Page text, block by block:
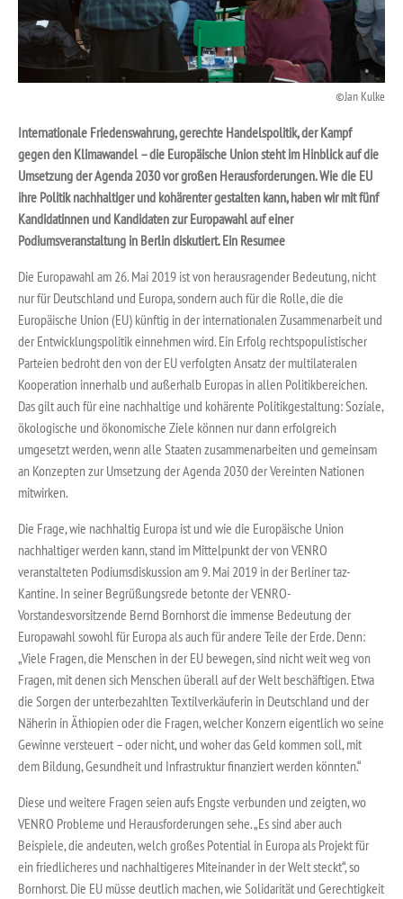
Jan Kulke
Internationale Friedenswahrung, gerechte Handelspolitik, der Kampf
gegen den Klimawandel – die Europäische Union steht im Hinblick auf die
Umsetzung der Agenda 2030 vor großen Herausforderungen. Wie die EU
ihre Politik nachhaltiger und kohärenter gestalten kann, haben wir mit fünf
Kandidatinnen und Kandidaten zur Europawahl auf einer
Podiumsveranstaltung in Berlin diskutiert. Ein Resumee
Die Europawahl am 26. Mai 2019 ist von herausragender Bedeutung, nicht
nur für Deutschland und Europa, sondern auch für die Rolle, die die
Europäische Union (EU) künftig in der internationalen Zusammenarbeit und
der Entwicklungspolitik einnehmen wird. Ein Erfolg rechtspopulistischer
Parteien bedroht den von der EU verfolgten Ansatz der multilateralen
Kooperation innerhalb und außerhalb Europas in allen Politikbereichen.
Das gilt auch für eine nachhaltige und kohärente Politikgestaltung: Soziale,
ökologische und ökonomische Ziele können nur dann erfolgreich
umgesetzt werden, wenn alle Staaten zusammenarbeiten und gemeinsam
an Konzepten zur Umsetzung der Agenda 2030 der Vereinten Nationen
mitwirken.
Die Frage, wie nachhaltig Europa ist und wie die Europäische Union
nachhaltiger werden kann, stand im Mittelpunkt der von VENRO
veranstalteten Podiumsdiskussion am 9. Mai 2019 in der Berliner taz-
Kantine. In seiner Begrüßungsrede betonte der VENRO-
Vorstandesvorsitzende Bernd Bornhorst die immense Bedeutung der
Europawahl sowohl für Europa als auch für andere Teile der Erde. Denn:
„Viele Fragen, die Menschen in der EU bewegen, sind nicht weit weg von
Fragen, mit denen sich Menschen überall auf der Welt beschäftigen. Etwa
die Sorgen der unterbezahlten Textilverkäuferin in Deutschland und der
Näherin in Äthiopien oder die Fragen, welcher Konzern eigentlich wo seine
Gewinne versteuert – oder nicht, und woher das Geld kommen soll, mit
dem Bildung, Gesundheit und Infrastruktur finanziert werden könnten.“
Diese und weitere Fragen seien aufs Engste verbunden und zeigten, wo
VENRO Probleme und Herausforderungen sehe. „Es sind aber auch
Beispiele, die andeuten, welch großes Potential in Europa als Projekt für
ein friedlicheres und nachhaltigeres Miteinander in der Welt steckt“, so
Bornhorst. Die EU müsse deutlich machen, wie Solidarität und Gerechtigkeit